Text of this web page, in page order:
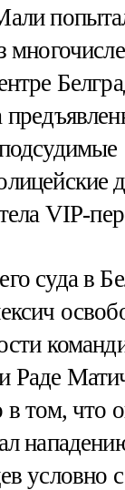
VIP-
суда в
Раде
в том, что
условно с